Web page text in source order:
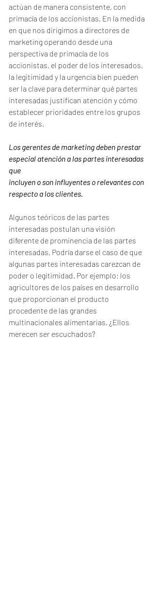
actúan de manera consistente, con
primacía de los accionistas. En la medida
en que nos dirigimos a directores de
marketing operando desde una
perspectiva de primacía de los
accionistas, el poder de los interesados,
la legitimidad y la urgencia bien pueden
ser la clave para determinar qué partes
interesadas justifican atención y cómo
establecer prioridades entre los grupos
de interés.
Los gerentes de marketing deben prestar
especial atención a las partes interesadas
que
incluyen o son influyentes o relevantes con
respecto a los clientes.
Algunos teóricos de las partes
interesadas postulan una visión
diferente de prominencia de las partes
interesadas. Podría darse el caso de que
algunas partes interesadas carezcan de
poder o legitimidad. Por ejemplo: los
agricultores de los países en desarrollo
que proporcionan el producto
procedente de las grandes
multinacionales alimentarias. ¿Ellos
merecen ser escuchados?